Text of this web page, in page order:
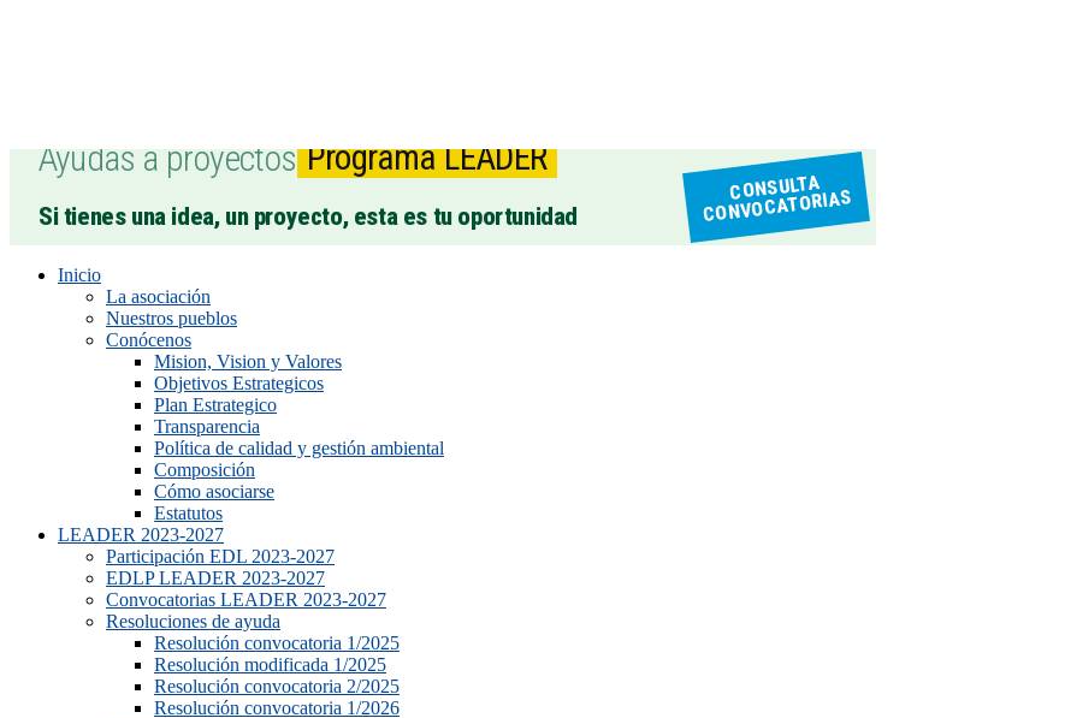
Ayudas a proyectos Programa LEADER
Si tienes una idea, un proyecto, esta es tu oportunidad
CONSULTA
CONVOCATORIAS
Inicio
La asociación
Nuestros pueblos
Conócenos
Mision, Vision y Valores
Objetivos Estrategicos
Plan Estrategico
Transparencia
Política de calidad y gestión ambiental
Composición
Cómo asociarse
Estatutos
LEADER 2023-2027
Participación EDL 2023-2027
EDLP LEADER 2023-2027
Convocatorias LEADER 2023-2027
Resoluciones de ayuda
Resolución convocatoria 1/2025
Resolución modificada 1/2025
Resolución convocatoria 2/2025
Resolución convocatoria 1/2026